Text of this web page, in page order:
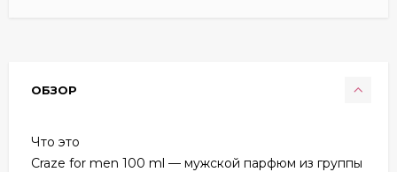
ОБЗОР
Что это
Craze for men 100 ml — мужской парфюм из группы